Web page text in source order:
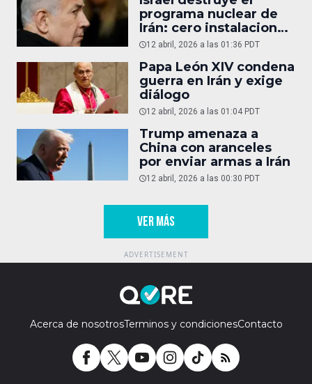
programa nuclear de
Irán: cero instalaciones
operativas
12 abril, 2026 a las 01:36 PDT
Papa León XIV condena
guerra en Irán y exige
diálogo
12 abril, 2026 a las 01:04 PDT
Trump amenaza a
China con aranceles
por enviar armas a Irán
12 abril, 2026 a las 00:30 PDT
VER MÁS
Acerca de nosotrosTerminos y condicionesContacto